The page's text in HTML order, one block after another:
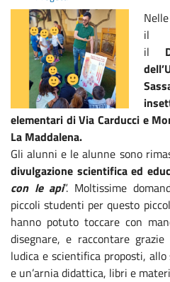
il
il
elementari di Via Carducci e
La Maddalena.
Gli alunni e le alunne sono
divulgazione scientifica ed
con le api”. Moltissime
piccoli studenti per questo
hanno potuto toccare con
disegnare, e raccontare
ludica e scientifica proposti,
e un’arnia didattica, libri e